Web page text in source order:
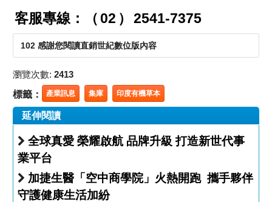
客服專線：（ 02 ） 2541-7375
102 感謝您閱讀直銷世紀數位版內容
瀏覽次數: 2413
標籤： 產業訊息 集庫 印度有機草本
延伸閱讀
全球真愛 榮耀啟航 品牌升級 打造新世代事
業平台
加捷生醫「空中商學院」火熱開跑 攜手夥伴
守護健康生活加紛